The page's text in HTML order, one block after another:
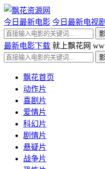
今日最新电影 今日最新电视剧
最新电影下载 就上飘花网
飘花首页
动作片
喜剧片
爱情片
科幻片
剧情片
悬疑片
战争片